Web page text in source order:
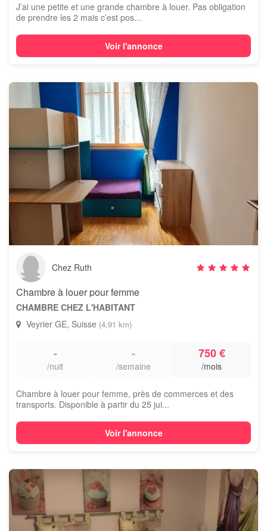
J’ai une petite et une grande chambre à louer. Pas obligation
de prendre les 2 mais c’est pos...
Voir l'annonce
Chez Ruth
Chambre à louer pour femme
CHAMBRE CHEZ L'HABITANT
Veyrier GE, Suisse (4,91 km)
-
/nuit
-
/semaine
750 €
/mois
Chambre à louer pour femme, près de commerces et des
transports. Disponible à partir du 25 jui...
Voir l'annonce